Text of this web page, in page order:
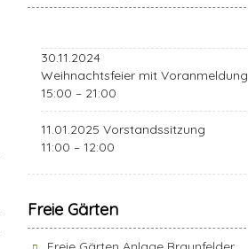
30.11.2024
Weihnachtsfeier mit Voranmeldung
15:00 – 21:00
11.01.2025 Vorstandssitzung
11:00 – 12:00
Freie Gärten